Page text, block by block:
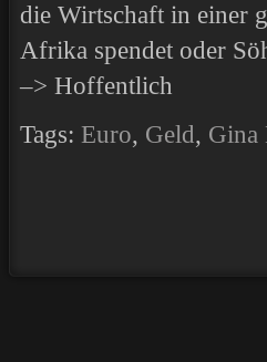
die Wirtschaft in einer
Afrika spendet oder
–> Hoffentlich
Tags: Euro, Geld, Gina